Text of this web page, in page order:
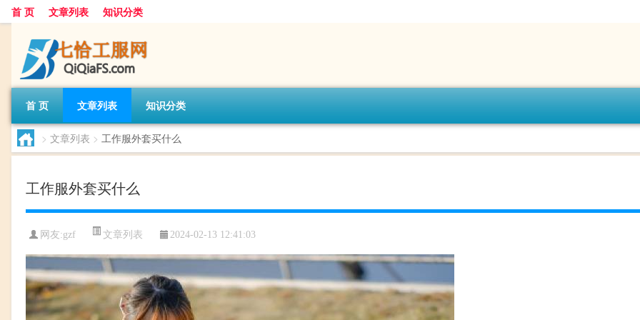
首 页 文章列表 知识分类
首 页 文章列表 知识分类
> 文章列表 > 工作服外套买什么
工作服外套买什么
网友:gzf 文章列表 2024-02-13 12:41:03